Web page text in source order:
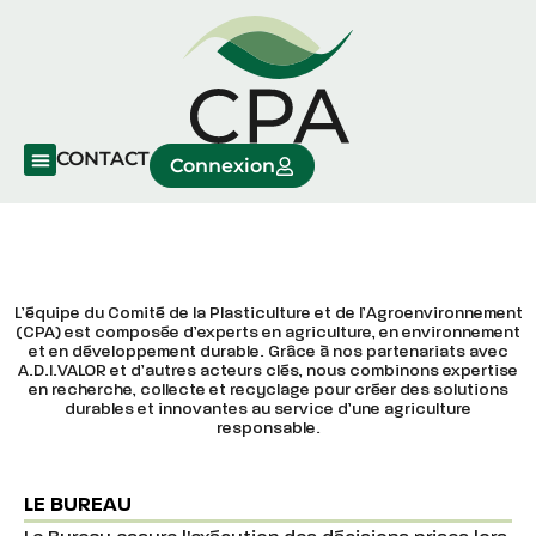
CONTACT Connexion
L’équipe du Comité de la Plasticulture et de l’Agroenvironnement
(CPA) est composée d’experts en agriculture, en environnement
et en développement durable. Grâce à nos partenariats avec
A.D.I.VALOR et d’autres acteurs clés, nous combinons expertise
en recherche, collecte et recyclage pour créer des solutions
durables et innovantes au service d’une agriculture
responsable.
LE BUREAU